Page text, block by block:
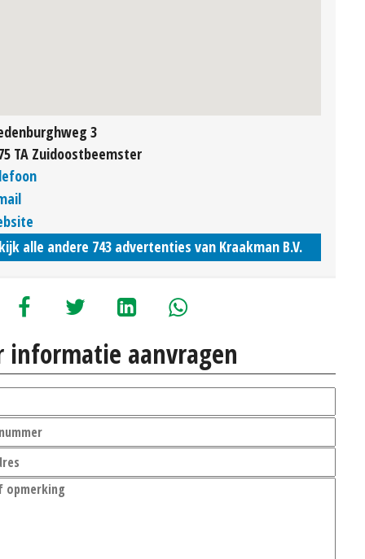
3
TA Zuidoostbeemster
alle andere 743 advertenties van Kraakman B.V.
informatie aanvragen